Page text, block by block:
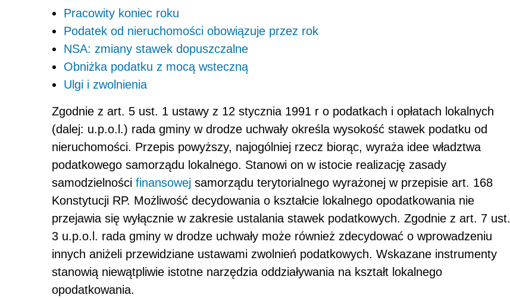
Pracowity koniec roku
Podatek od nieruchomości obowiązuje przez rok
NSA: zmiany stawek dopuszczalne
Obniżka podatku z mocą wsteczną
Ulgi i zwolnienia
Zgodnie z art. 5 ust. 1 ustawy z 12 stycznia 1991 r o podatkach i opłatach lokalnych
(dalej: u.p.o.l.) rada gminy w drodze uchwały określa wysokość stawek podatku od
nieruchomości. Przepis powyższy, najogólniej rzecz biorąc, wyraża idee władztwa
podatkowego samorządu lokalnego. Stanowi on w istocie realizację zasady
samodzielności finansowej samorządu terytorialnego wyrażonej w przepisie art. 168
Konstytucji RP. Możliwość decydowania o kształcie lokalnego opodatkowania nie
przejawia się wyłącznie w zakresie ustalania stawek podatkowych. Zgodnie z art. 7 ust.
3 u.p.o.l. rada gminy w drodze uchwały może również zdecydować o wprowadzeniu
innych aniżeli przewidziane ustawami zwolnień podatkowych. Wskazane instrumenty
stanowią niewątpliwie istotne narzędzia oddziaływania na kształt lokalnego
opodatkowania.